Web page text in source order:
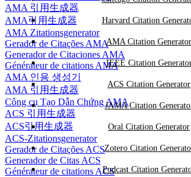
AMA 引用生成器
AMA引用生成器
AMA Zitationsgenerator
Gerador de Citações AMA
Generador de Citaciones AMA
Générateur de citations AMA
AMA 인용 생성기
AMA 引用生成器
Công cụ Tạo Dẫn Chứng AMA
ACS 引用生成器
ACS引用生成器
ACS-Zitationsgenerator
Gerador de Citações ACS
Generador de Citas ACS
Générateur de citations ACS
Harvard Citation
AMA Citation Generator
IEEE Citation
ACS Citation Generator
JAMA Citation
Oral Citation Generator
Zotero Citation
Podcast Citation